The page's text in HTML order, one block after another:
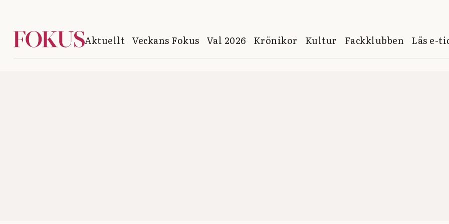
Aktuellt Veckans Fokus Val 2026 Krönikor Kultur Fackklubben Läs e-